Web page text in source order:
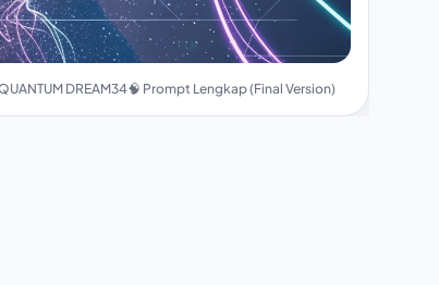
DREAM34🧠 Prompt Lengkap (Final Version)